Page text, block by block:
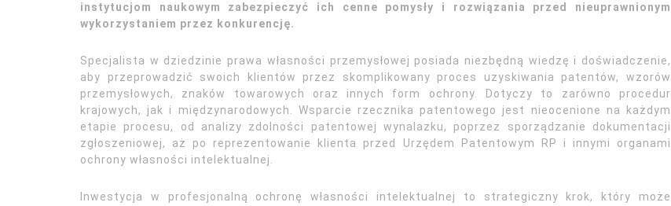
instytucjom naukowym zabezpieczyć ich cenne pomysły i rozwiązania przed nieuprawnionym
wykorzystaniem przez konkurencję.
Specjalista w dziedzinie prawa własności przemysłowej posiada niezbędną wiedzę i doświadczenie,
aby przeprowadzić swoich klientów przez skomplikowany proces uzyskiwania patentów, wzorów
przemysłowych, znaków towarowych oraz innych form ochrony. Dotyczy to zarówno procedur
krajowych, jak i międzynarodowych. Wsparcie rzecznika patentowego jest nieocenione na każdym
etapie procesu, od analizy zdolności patentowej wynalazku, poprzez sporządzanie dokumentacji
zgłoszeniowej, aż po reprezentowanie klienta przed Urzędem Patentowym RP i innymi organami
ochrony własności intelektualnej.
Inwestycja w profesjonalną ochronę własności intelektualnej to strategiczny krok, który może